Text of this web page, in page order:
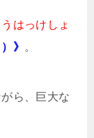
はっけしょ
》 。
ら、巨大な